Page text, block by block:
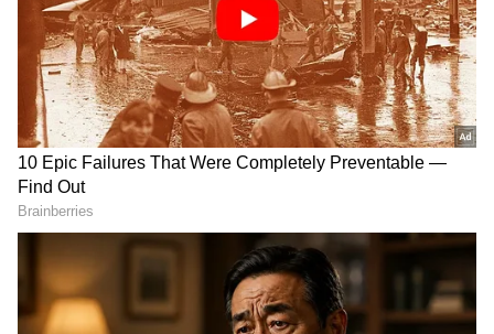
DOWNLOAD APP
RECOMMENDED STORIES